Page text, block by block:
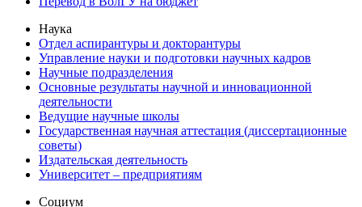
Наука
Отдел аспирантуры и докторантуры
Управление науки и подготовки научных кадров
Научные подразделения
Основные результаты научной и инновационной
деятельности
Ведущие научные школы
Государственная научная аттестация (диссертационные
советы)
Издательская деятельность
Университет – предприятиям
Социум